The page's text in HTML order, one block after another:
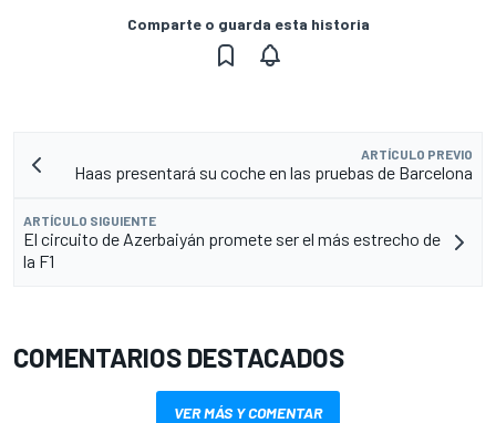
Comparte o guarda esta historia
ARTÍCULO PREVIO
Haas presentará su coche en las pruebas de Barcelona
ARTÍCULO SIGUIENTE
El circuito de Azerbaiyán promete ser el más estrecho de
la F1
COMENTARIOS DESTACADOS
VER MÁS Y COMENTAR